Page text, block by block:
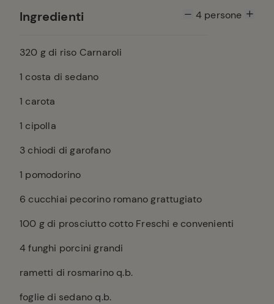
Ingredienti 4persone
320 g di riso Carnaroli
1 costa di sedano
1 carota
1 cipolla
3 chiodi di garofano
1 pomodorino
6 cucchiai pecorino romano grattugiato
100 g di prosciutto cotto Freschi e convenienti
4funghi porcini grandi
rametti di rosmarino q.b.
foglie di sedano q.b.